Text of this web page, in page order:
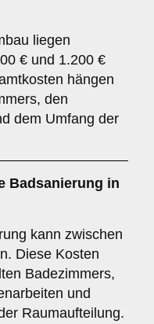
liegen
€ und 1.200 €
hängen
den
dem Umfang der
Badsanierung in
kann zwischen
Diese Kosten
Badezimmers,
und
Raumaufteilung.